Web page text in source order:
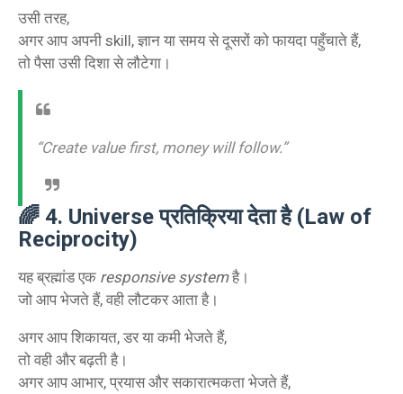
उसी तरह,
अगर आप अपनी skill, ज्ञान या समय से दूसरों को फायदा पहुँचाते हैं,
तो पैसा उसी दिशा से लौटेगा।
“Create value first, money will follow.”
🌈 4. Universe प्रतिक्रिया देता है (Law of
Reciprocity)
यह ब्रह्मांड एक responsive systemहै।
जो आप भेजते हैं, वही लौटकर आता है।
अगर आप शिकायत, डर या कमी भेजते हैं,
तो वही और बढ़ती है।
अगर आप आभार, प्रयास और सकारात्मकता भेजते हैं,